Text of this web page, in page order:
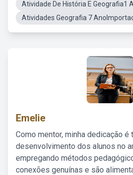
Atividade De História E Geografia1
Atividades Geografia 7
Emelie
Como mentor, minha dedicação é
desenvolvimento dos alunos no
empregando métodos
conexões genuínas e são